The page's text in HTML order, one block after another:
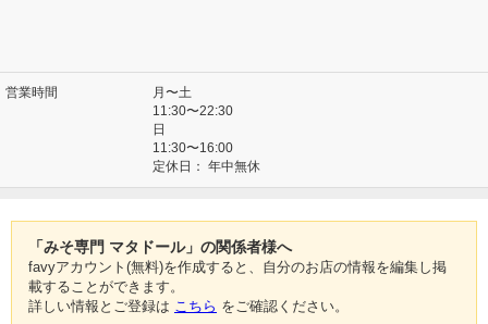
営業時間
月〜土
11:30〜22:30
日
11:30〜16:00
定休日： 年中無休
「みそ専門 マタドール」の関係者様へ
favyアカウント(無料)を作成すると、自分のお店の情報を編集し掲
載することができます。
詳しい情報とご登録は こちら をご確認ください。